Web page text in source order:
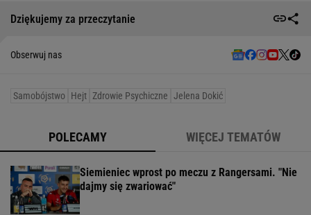
Dziękujemy za przeczytanie
Obserwuj nas
Samobójstwo Hejt Zdrowie Psychiczne Jelena Dokić
POLECAMY WIĘCEJ TEMATÓW
Siemieniec wprost po meczu z Rangersami. "Nie
dajmy się zwariować"